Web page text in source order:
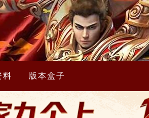
料 版本盒子